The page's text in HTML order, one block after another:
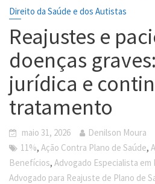
Direito da Saúde e dos Autistas
Reajustes e
doenças
jurídica e
tratamento
maio 31, 2026
Denilson Moura
11%, Ação Contra Plano de Saúde,
Benefícios, Advogado Especialista em
Advogado para Reajuste de Plano de